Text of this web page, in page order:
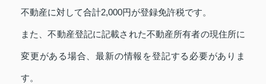
不動産に対して合計2,000円が登録免許税です。
また、不動産登記に記載された不動産所有者の現住所に
変更がある場合、最新の情報を登記する必要がありま
す。